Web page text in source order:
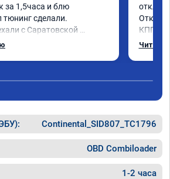
за 1,5часа и блю
сделали.
с Саратовской
и не зря. Но у них есть и
Всем только
Отклик
КПП,
Читать
Continental_SID807_TC1796
OBD Combiloader
1-2 часа